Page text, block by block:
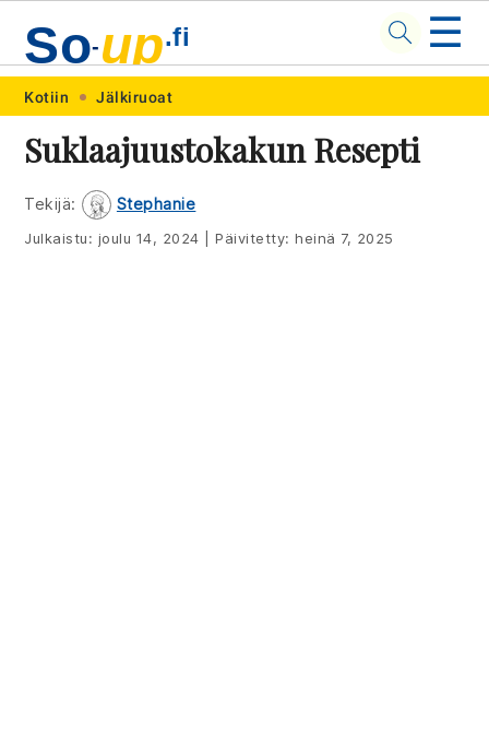
Skip
primary
navigation
Skip
main
content
Skip
primary
sidebar
Skip
footer
So-up.fi ☰
Kotiin Jälkiruoat
Suklaajuustokakun Resepti
Tekijä: Stephanie
Julkaistu: joulu 14, 2024 Päivitetty:heinä 7, 2025